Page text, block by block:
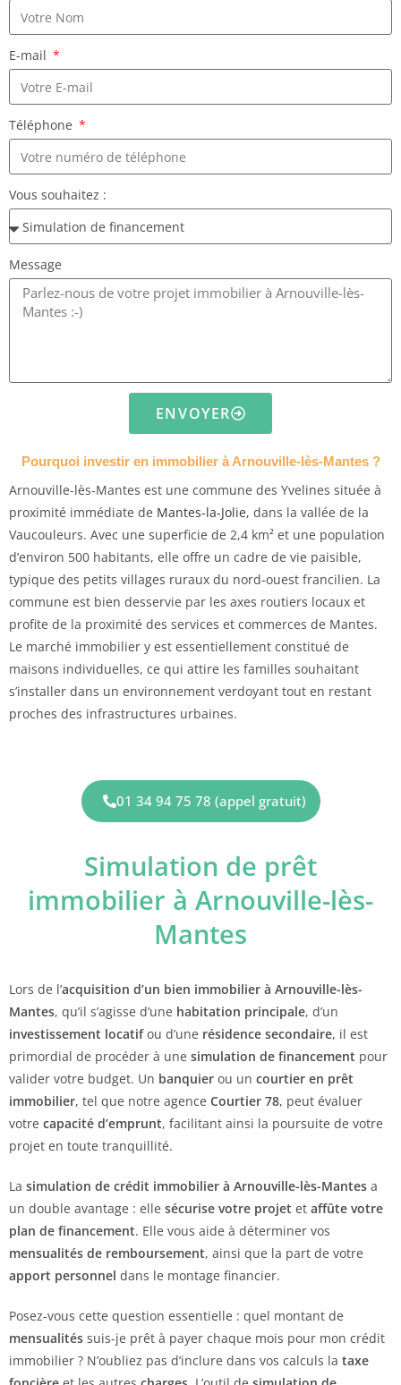
E-mail
Téléphone
Vous souhaitez :
Message
ENVOYER
Pourquoi investir en immobilier à Arnouville-lès-Mantes ?
Arnouville-lès-Mantes est une commune des Yvelines située à
proximité immédiate de Mantes-la-Jolie, dans la vallée de la
Vaucouleurs. Avec une superficie de 2,4 km² et une population
d’environ 500 habitants, elle offre un cadre de vie paisible,
typique des petits villages ruraux du nord-ouest francilien. La
commune est bien desservie par les axes routiers locaux et
profite de la proximité des services et commerces de Mantes.
Le marché immobilier y est essentiellement constitué de
maisons individuelles, ce qui attire les familles souhaitant
s’installer dans un environnement verdoyant tout en restant
proches des infrastructures urbaines.
01 34 94 75 78 (appel gratuit)
Simulation de prêt
immobilier à Arnouville-lès-
Mantes
Lors de l’acquisition d’un bien immobilier à Arnouville-lès-
Mantes, qu’il s’agisse d’une habitation principale, d’un
investissement locatifou d’une résidence secondaire, il est
primordial de procéder à une simulation de financement pour
valider votre budget. Un banquier ou un courtier en prêt
immobilier, tel que notre agence Courtier 78, peut évaluer
votre capacité d’emprunt, facilitant ainsi la poursuite de votre
projet en toute tranquillité.
La simulation de crédit immobilier à Arnouville-lès-Mantes a
un double avantage : elle sécurise votre projet et affûte votre
plan de financement. Elle vous aide à déterminer vos
mensualités de remboursement, ainsi que la part de votre
apport personnel dans le montage financier.
Posez-vous cette question essentielle : quel montant de
mensualités suis-je prêt à payer chaque mois pour mon crédit
immobilier ? N’oubliez pas d’inclure dans vos calculs la taxe